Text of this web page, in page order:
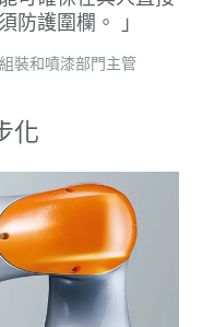
防護圍欄。
裝和噴漆部門主管
化